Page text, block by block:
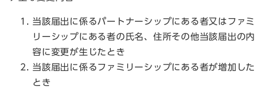
当該届出に係るパートナーシップにある者又はファミ
リーシップにある者の氏名、住所その他当該届出の内
容に変更が生じたとき
当該届出に係るファミリーシップにある者が増加した
とき